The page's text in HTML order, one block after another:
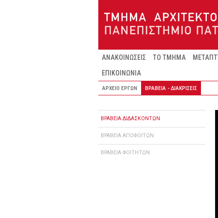
ΑΝΑΚΟΙΝΩΣΕΙΣ ΤΟ ΤΜΗΜΑ
ΕΠΙΚΟΙΝΩΝΙΑ
ΑΡΧΕΙΟ ΕΡΓΩΝ ΒΡΑΒΕΙΑ - ΔΙΑΚΡΙΣΕΙΣ
ΒΡΑΒΕΙΑ ΔΙΔΑΣΚΟΝΤΩΝ
ΒΡΑΒΕΙΑ ΑΠΟΦΟΙΤΩΝ
ΒΡΑΒΕΙΑ ΦΟΙΤΗΤΩΝ